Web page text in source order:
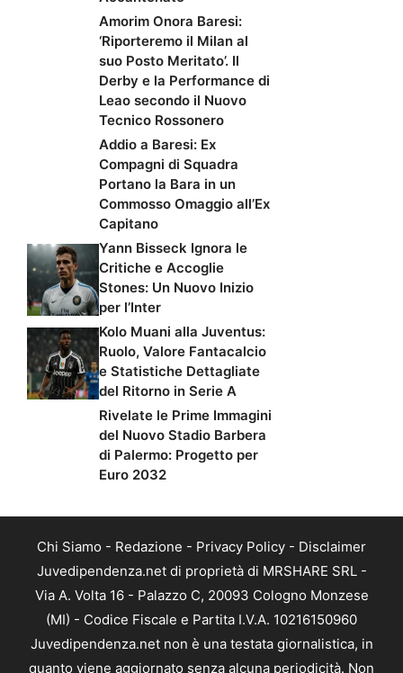
Amorim Onora Baresi:
‘Riporteremo il Milan al
suo Posto Meritato’. Il
Derby e la Performance di
Leao secondo il Nuovo
Tecnico Rossonero
Addio a Baresi: Ex
Compagni di Squadra
Portano la Bara in un
Commosso Omaggio all’Ex
Capitano
Yann Bisseck Ignora le
Critiche e Accoglie
Stones: Un Nuovo Inizio
per l’Inter
Kolo Muani alla Juventus:
Ruolo, Valore Fantacalcio
e Statistiche Dettagliate
del Ritorno in Serie A
Rivelate le Prime Immagini
del Nuovo Stadio Barbera
di Palermo: Progetto per
Euro 2032
Chi Siamo - Redazione - Privacy Policy - Disclaimer
Juvedipendenza.net di proprietà di MRSHARE SRL -
Via A. Volta 16 - Palazzo C, 20093 Cologno Monzese
(MI) - Codice Fiscale e Partita I.V.A. 10216150960
Juvedipendenza.net non è una testata giornalistica, in
quanto viene aggiornato senza alcuna periodicità. Non